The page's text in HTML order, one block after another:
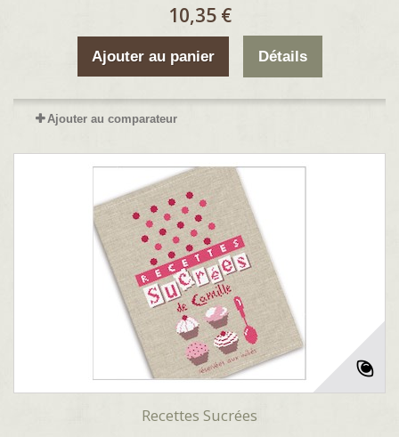
10,35 €
Ajouter au panier Détails
Ajouter au comparateur
Recettes Sucrées